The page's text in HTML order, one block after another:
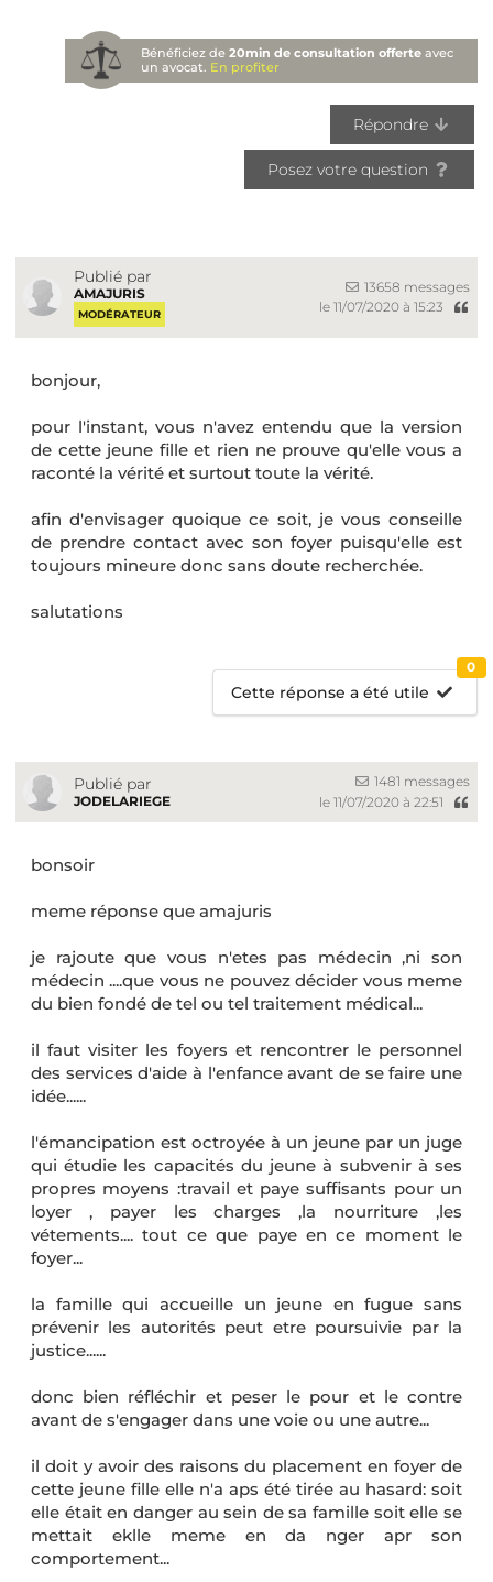
Bénéficiez de20min de consultation offerte avec
un avocat. En profiter
Répondre
Posez votre question
Publié par
AMAJURIS
MODÉRATEUR
13658 messages
le 11/07/2020 à 15:23
bonjour,
pour l'instant, vous n'avez entendu que la version
de cette jeune fille et rien ne prouve qu'elle vous a
raconté la vérité et surtout toute la vérité.
afin d'envisager quoique ce soit, je vous conseille
de prendre contact avec son foyer puisqu'elle est
toujours mineure donc sans doute recherchée.
salutations
Cette réponse a été utile
0
Publié par
JODELARIEGE
1481 messages
le 11/07/2020 à 22:51
bonsoir
meme réponse que amajuris
je rajoute que vous n'etes pas médecin ,ni son
médecin ....que vous ne pouvez décider vous meme
du bien fondé de tel ou tel traitement médical...
il faut visiter les foyers et rencontrer le personnel
des services d'aide à l'enfance avant de se faire une
idée......
l'émancipation est octroyée à un jeune par un juge
qui étudie les capacités du jeune à subvenir à ses
propres moyens :travail et paye suffisants pour un
loyer , payer les charges ,la nourriture ,les
vétements.... tout ce que paye en ce moment le
foyer...
la famille qui accueille un jeune en fugue sans
prévenir les autorités peut etre poursuivie par la
justice......
donc bien réfléchir et peser le pour et le contre
avant de s'engager dans une voie ou une autre...
il doit y avoir des raisons du placement en foyer de
cette jeune fille elle n'a aps été tirée au hasard: soit
elle était en danger au sein de sa famille soit elle se
mettait eklle meme en da nger apr son
comportement...